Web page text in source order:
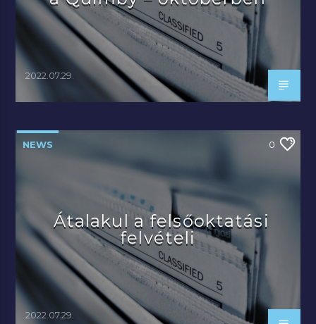
2022.07.29.
NEWS 0
Átalakul a felsőoktatási
felvételi
2022.07.29.